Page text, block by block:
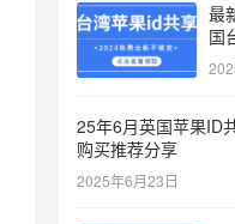
最
国
荐
25年6月英国苹果ID
购买推荐分享
2025年6月23日